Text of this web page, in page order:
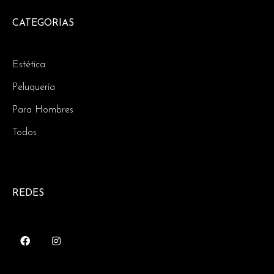
CATEGORIAS
Estética
Peluquería
Para Hombres
Todos
REDES